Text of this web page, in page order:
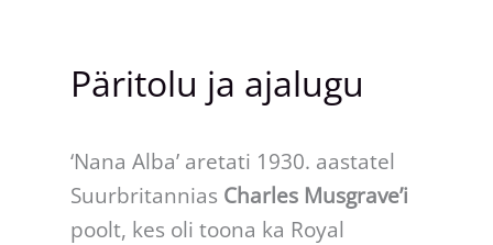
Päritolu ja ajalugu
‘Nana Alba’ aretati 1930. aastatel
Suurbritannias Charles Musgrave’i
poolt, kes oli toona ka Royal